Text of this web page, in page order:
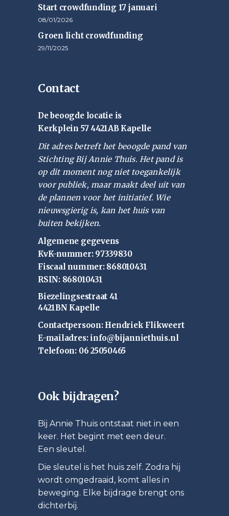
Start crowdfunding 17 januari
08/01/2026
Groen licht crowdfunding
29/11/2025
Contact
De beoogde locatie is
Kerkplein 57 4421AB Kapelle
Dit adres betreft het beoogde pand van
Stichting Bij Annie Thuis. Het pand is
op dit moment nog niet toegankelijk
voor publiek, maar maakt deel uit van
de plannen voor het initiatief. Wie
nieuwsgierig is, kan het huis van
buiten bekijken.
Algemene gegevens
KvK-nummer: 97339830
Fiscaal nummer: 868010431
RSIN: 868010431
Biezelingsestraat 41
4421BN Kapelle
Contactpersoon: Hendriek Flikweert
E-mailadres: info@bijanniethuis.nl
Telefoon: 06 25050465
Ook bijdragen?
Bij Annie Thuis ontstaat niet in een
keer. Het begint met een deur.
Een sleutel.
Die sleutel is het huis zelf. Zodra hij
wordt omgedraaid, komt alles in
beweging. Elke bijdrage brengt ons
dichterbij.